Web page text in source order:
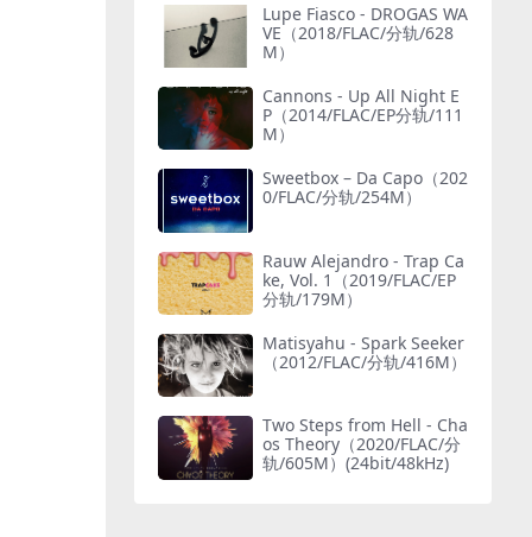
Lupe Fiasco - DROGAS WA
VE（2018/FLAC/分轨/628
M）
Cannons - Up All Night E
P（2014/FLAC/EP分轨/111
M）
Sweetbox – Da Capo（202
0/FLAC/分轨/254M）
Rauw Alejandro - Trap Ca
ke, Vol. 1（2019/FLAC/EP
分轨/179M）
Matisyahu - Spark Seeker
（2012/FLAC/分轨/416M）
Two Steps from Hell - Cha
os Theory（2020/FLAC/分
轨/605M）(24bit/48kHz)